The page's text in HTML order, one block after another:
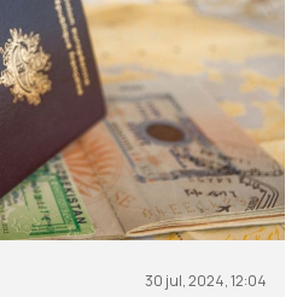
30 jul, 2024, 12:04